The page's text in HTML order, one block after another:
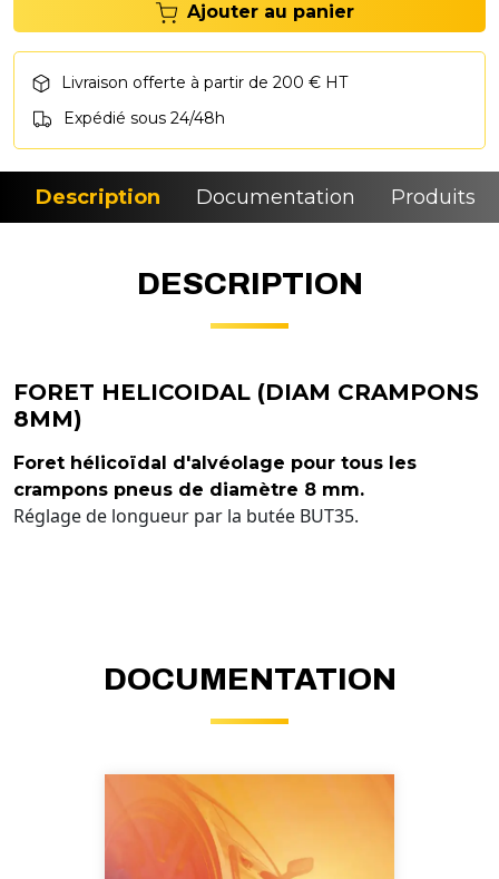
Ajouter au panier
Livraison offerte à partir de 200 € HT
Expédié sous 24/48h
Description Documentation Produits
DESCRIPTION
FORET HELICOIDAL (DIAM CRAMPONS
8MM)
Foret hélicoïdal d'alvéolage pour tous les
crampons pneus de diamètre 8 mm.
Réglage de longueur par la butée BUT35.
DOCUMENTATION